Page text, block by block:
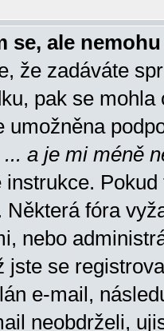
se, ale
že zadáváte
pak se
umožněna
... a je mi méně
Některá fóra
nebo
jste se
e-mail,
neobdrželi,